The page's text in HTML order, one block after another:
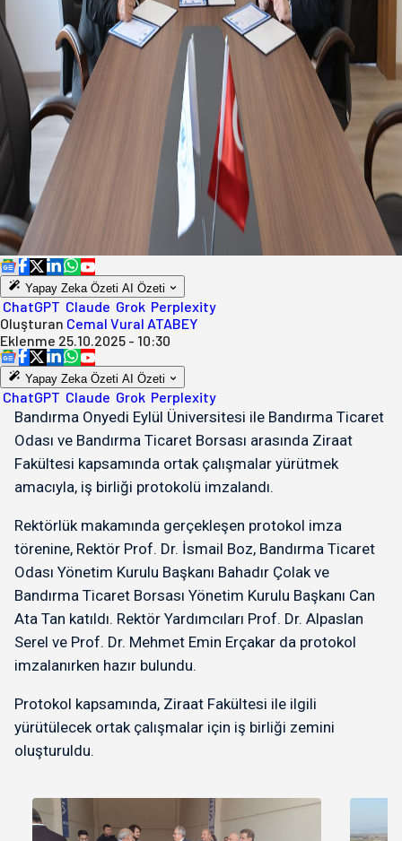
Yapay Zeka Özeti AI Özeti
ChatGPT Claude Grok Perplexity
Oluşturan Cemal Vural ATABEY
Eklenme 25.10.2025 - 10:30
Yapay Zeka Özeti AI Özeti
ChatGPT Claude Grok Perplexity
Bandırma Onyedi Eylül Üniversitesi ile Bandırma Ticaret
Odası ve Bandırma Ticaret Borsası arasında Ziraat
Fakültesi kapsamında ortak çalışmalar yürütmek
amacıyla, iş birliği protokolü imzalandı.
Rektörlük makamında gerçekleşen protokol imza
törenine, Rektör Prof. Dr. İsmail Boz, Bandırma Ticaret
Odası Yönetim Kurulu Başkanı Bahadır Çolak ve
Bandırma Ticaret Borsası Yönetim Kurulu Başkanı Can
Ata Tan katıldı. Rektör Yardımcıları Prof. Dr. Alpaslan
Serel ve Prof. Dr. Mehmet Emin Erçakar da protokol
imzalanırken hazır bulundu.
Protokol kapsamında, Ziraat Fakültesi ile ilgili
yürütülecek ortak çalışmalar için iş birliği zemini
oluşturuldu.